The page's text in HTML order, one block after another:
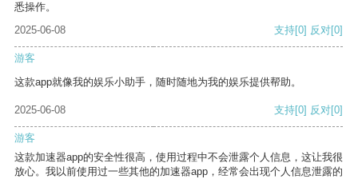
悉操作。
2025-06-08
支持[0] 反对[0]
游客
这款app就像我的娱乐小助手，随时随地为我的娱乐提供帮助。
2025-06-08 支持[0] 反对[0]
游客
这款加速器app的安全性很高，使用过程中不会泄露个人信息，这让我很
放心。我以前使用过一些其他的加速器app，经常会出现个人信息泄露的